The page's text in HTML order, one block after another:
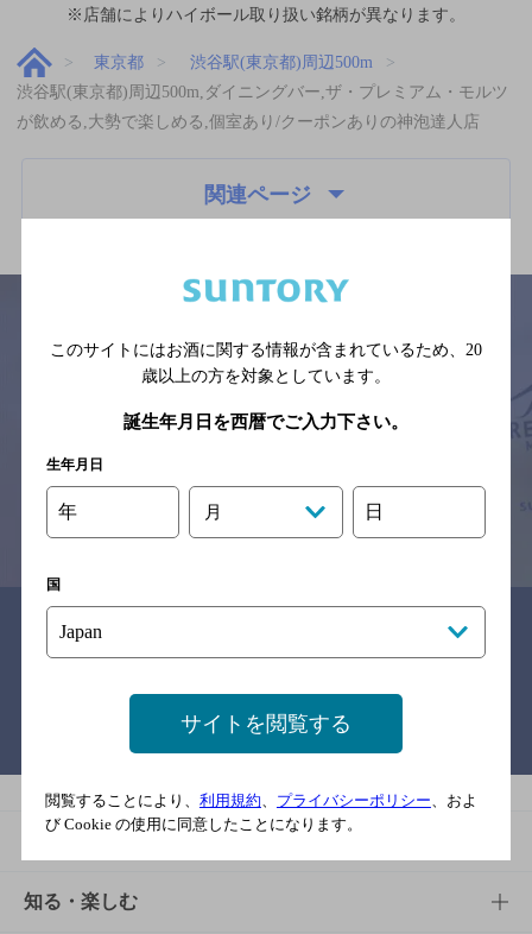
※店舗によりハイボール取り扱い銘柄が異なります。
東京都
渋谷駅(東京都)周辺500m
渋谷駅(東京都)周辺500m,ダイニングバー,ザ・プレミアム・モルツ
が飲める,大勢で楽しめる,個室あり/クーポンありの神泡達人店
関連ページ
サイトマップ ご意見・ご感想 利用規約
※それぞれのお店のメニューや営業時間などの掲載情報については、
予告なしに変更されることがありますので、
情報提供：ぐるなび
バー検索サイト［BAR-NAVI］
商品TOP
知る・楽しむ
このサイトにはお酒に関する情報が含まれているため、 20
歳以上の方を対象としています。
誕生年月日を西暦でご入力下さい。
生年月日
年 月 日
国
サイトを閲覧する
閲覧することにより、 利用規約 プライバシーポリシー 、およ
び Cookie の使用に同意したことになります。